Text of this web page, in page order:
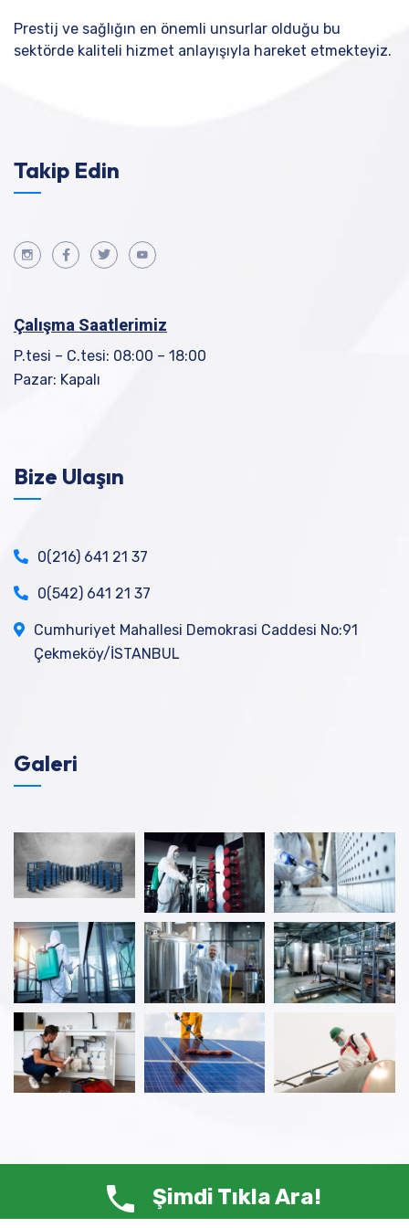
Prestij ve sağlığın en önemli unsurlar olduğu bu
sektörde kaliteli hizmet anlayışıyla hareket etmekteyiz.
Takip Edin
Çalışma Saatlerimiz
P.tesi – C.tesi: 08:00 – 18:00
Pazar: Kapalı
Bize Ulaşın
0(216) 641 21 37
0(542) 641 21 37
Cumhuriyet Mahallesi Demokrasi Caddesi No:91
Çekmeköy/İSTANBUL
Galeri
© Copyright 2025 ANTİ HAŞERE – Tüm Hakları Saklıdır.
Şimdi Tıkla Ara!